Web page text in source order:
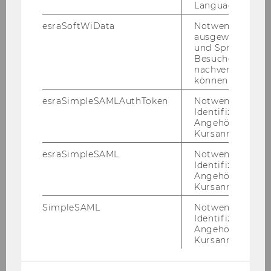
· Frauenförderung: Da sich die
Wirtschaftsuniversität Wien die Erhöhung des
Frauenanteils beim wissenschaftlichen
Personal zum Ziel gesetzt hat, werden
qualifizierte Frauen ausdrücklich aufgefordert,
werden Frauen vorrangig aufgenommen. Alle
Bewerberinnen, die die gesetzlichen
Aufnahmeerfordernisse erfüllen und den
Anforderungen des Ausschreibungstextes
entsprechen, sind zu Bewerbungsgesprächen
· An der WU ist ein Arbeitskreis für
Gleichbehandlungsfragen eingerichtet. Nähere
http://www.wu.ac.at/structure/lobby/equaltre
Language
esraSoftWiData
Notwendig um
ausgewählte
und
Besuchers
nachverfolgen
können.
esraSimpleSAMLAuthToken
Notwendig zur
Identifizierung
Angehörige/r für
Kursanmeldung.
esraSimpleSAML
Notwendig zur
Identifizierung
Angehörige/r für
Kursanmeldung.
SimpleSAML
Notwendig zur
Identifizierung
Angehörige/r für
Kursanmeldung.